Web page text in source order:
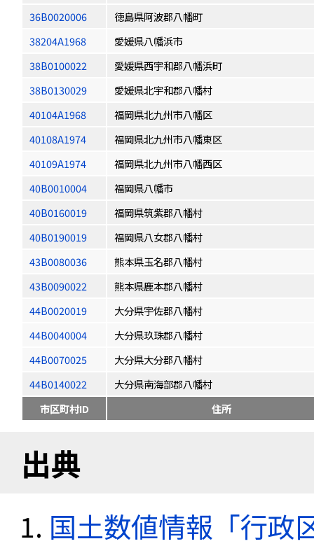
36B0020006
徳島県阿波郡八幡町
38204A1968
愛媛県八幡浜市
38B0100022
愛媛県西宇和郡八幡浜町
38B0130029
愛媛県北宇和郡八幡村
40104A1968
福岡県北九州市八幡区
40108A1974
福岡県北九州市八幡東区
40109A1974
福岡県北九州市八幡西区
40B0010004
福岡県八幡市
40B0160019
福岡県筑紫郡八幡村
40B0190019
福岡県八女郡八幡村
43B0080036
熊本県玉名郡八幡村
43B0090022
熊本県鹿本郡八幡村
44B0020019
大分県宇佐郡八幡村
44B0040004
大分県玖珠郡八幡村
44B0070025
大分県大分郡八幡村
44B0140022
大分県南海部郡八幡村
市区町村ID
住所
出典
国土数値情報「行政